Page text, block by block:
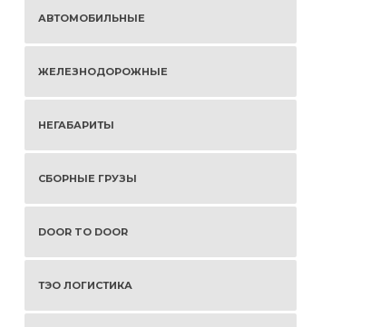
АВТОМОБИЛЬНЫЕ
ЖЕЛЕЗНОДОРОЖНЫЕ
НЕГАБАРИТЫ
СБОРНЫЕ ГРУЗЫ
DOOR TO DOOR
ТЭО ЛОГИСТИКА